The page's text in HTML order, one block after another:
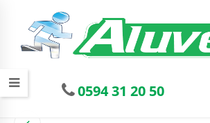
0594 31 20 50